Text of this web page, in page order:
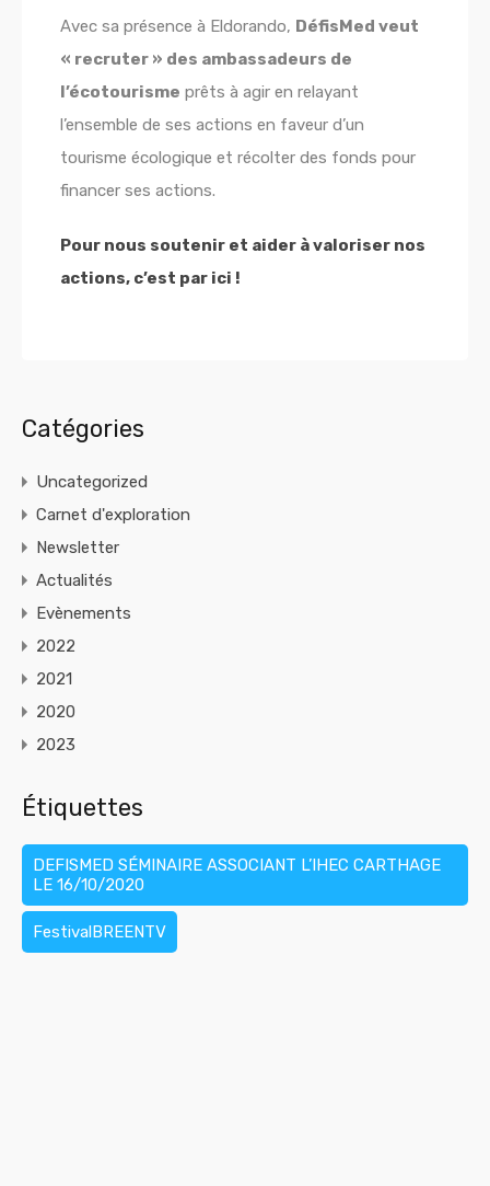
Avec sa présence à Eldorando, DéfisMed veut
« recruter » des ambassadeurs de
l’écotourisme prêts à agir en relayant
l’ensemble de ses actions en faveur d’un
tourisme écologique et récolter des fonds pour
financer ses actions.
Pour nous soutenir et aider à valoriser nos
actions, c’est par ici !
Catégories
Uncategorized
Carnet d'exploration
Newsletter
Actualités
Evènements
2022
2021
2020
2023
Étiquettes
DEFISMED SÉMINAIRE ASSOCIANT L’IHEC CARTHAGE
LE 16/10/2020
FestivalBREENTV